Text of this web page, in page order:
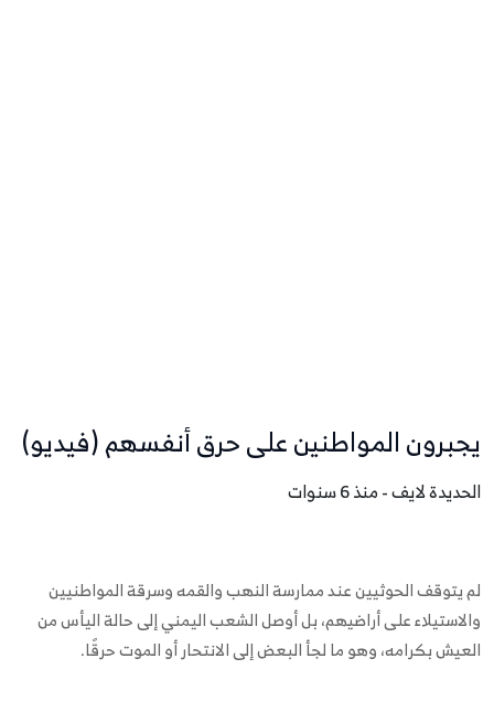
يجبرون المواطنين على حرق أنفسهم (فيديو)
الحديدة لايف - منذ 6 سنوات
لم يتوقف الحوثيين عند ممارسة النهب والقمه وسرقة المواطنيين
والاستيلاء على أراضيهم، بل أوصل الشعب اليمني إلى حالة اليأس من
العيش بكرامه، وهو ما لجأ البعض إلى الانتحار أو الموت حرقًا.